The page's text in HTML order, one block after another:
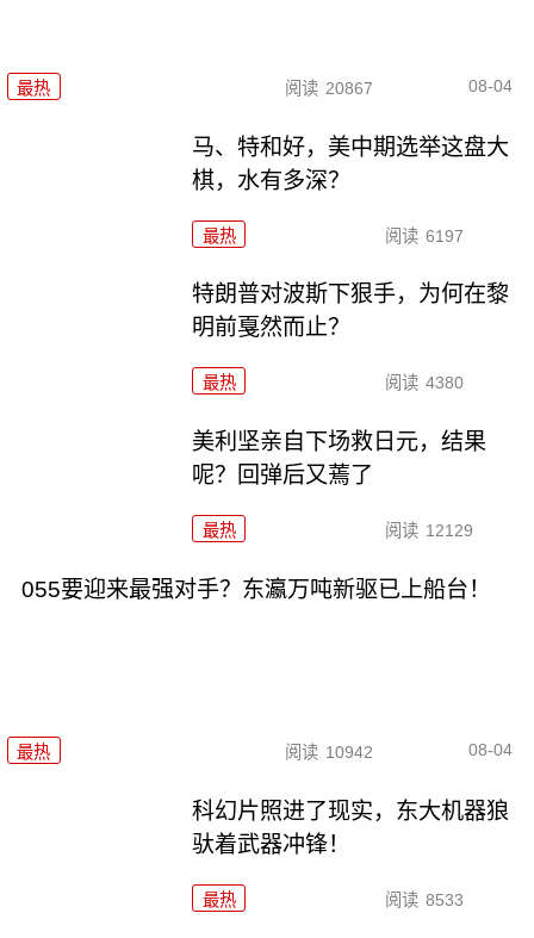
最热 阅读 20867 08-04
马、特和好，美中期选举这盘大
棋，水有多深？
最热 阅读 6197
特朗普对波斯下狠手，为何在黎
明前戛然而止？
最热 阅读 4380
美利坚亲自下场救日元，结果
呢？回弹后又蔫了
最热 阅读 12129
055要迎来最强对手？东瀛万吨新驱已上船台！
最热 阅读 10942 08-04
科幻片照进了现实，东大机器狼
驮着武器冲锋！
最热 阅读 8533